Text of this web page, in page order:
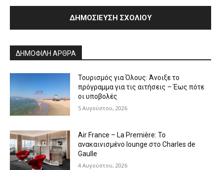
ΔΗΜΟΦΙΛΗ ΑΡΘΡΑ
Τουρισμός για Όλους: Άνοιξε το
πρόγραμμα για τις αιτήσεις – Έως πότε
οι υποβολές
5 Αυγούστου, 2026
Air France – La Première: Το
ανακαινισμένο lounge στο Charles de
Gaulle
4 Αυγούστου, 2026